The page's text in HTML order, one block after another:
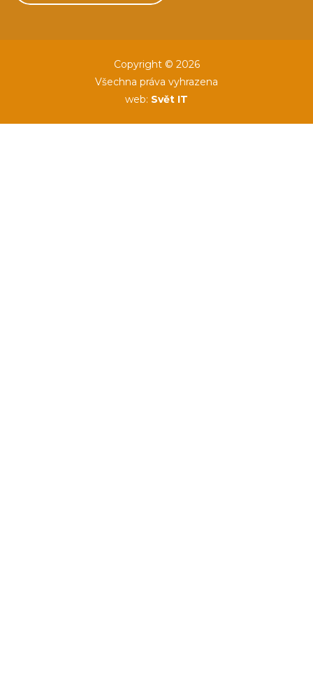
Copyright © 2026
Všechna práva vyhrazena
web: Svět IT